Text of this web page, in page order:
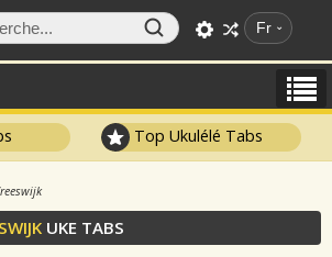
Fr
Top Ukulélé Tabs
UKE TABS